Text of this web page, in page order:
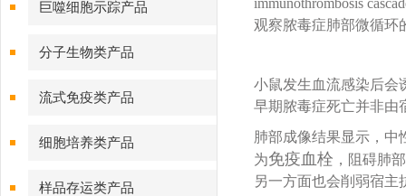
巨噬细胞示踪产品
分子生物类产品
流式免疫类产品
细胞培养类产品
样品存运类产品
immunothrombosis
观察脓毒症肺部微循环
小鼠发生血流感染后会
早期脓毒症死亡并非由
肺部成像结果显示，
为免疫血栓 ，阻碍肺
另一方面也会削弱宿主